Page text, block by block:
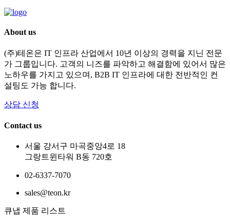
About us
(주)테온은 IT 인프라 산업에서 10년 이상의 경력을 지닌 전문
가 그룹입니다. 고객의 니즈를 파악하고 해결함에 있어서 많은
노하우를 가지고 있으며, B2B IT 인프라에 대한 전반적인 컨
설팅도 가능 합니다.
상담 신청
Contact us
서울 강서구 마곡중앙4로 18
그랑트윈타워 B동 720호
02-6337-7070
sales@teon.kr
큐냅 제품 리스트